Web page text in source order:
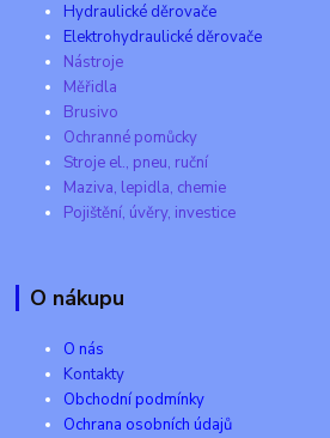
Hydraulické děrovače
Elektrohydraulické děrovače
Nástroje
Měřidla
Brusivo
Ochranné pomůcky
Stroje el., pneu, ruční
Maziva, lepidla, chemie
Pojištění, úvěry, investice
O nákupu
O nás
Kontakty
Obchodní podmínky
Ochrana osobních údajů